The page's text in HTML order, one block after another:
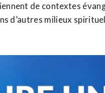
de contextes
d’autres milieux